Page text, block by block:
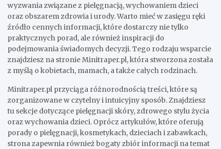
wyzwania związane z pielęgnacją, wychowaniem dzieci
oraz obszarem zdrowia i urody. Warto mieć w zasięgu ręki
źródło cennych informacji, które dostarczy nie tylko
praktycznych porad, ale również inspiracji do
podejmowania świadomych decyzji. Tego rodzaju wsparcie
znajdziesz na stronie Minitraper.pl, która stworzona została
z myślą o kobietach, mamach, a także całych rodzinach.
Minitraper.pl przyciąga różnorodnością treści, które są
zorganizowane w czytelny i intuicyjny sposób. Znajdziesz
tu sekcje dotyczące pielęgnacji skóry, zdrowego stylu życia
oraz wychowania dzieci. Oprócz artykułów, które oferują
porady o pielęgnacji, kosmetykach, dzieciach i zabawkach,
strona zapewnia również bogaty zbiór informacji na temat